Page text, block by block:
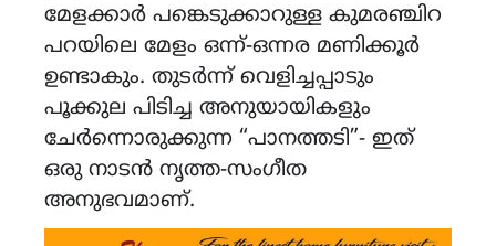
മേളക്കാർ പങ്കെടുക്കാറുള്ള കുമരഞ്ചിറ
പറയിലെ മേളം ഒന്ന്-ഒന്നര മണിക്കൂർ
ഉണ്ടാകും. തുടർന്ന് വെളിച്ചപ്പാടും
പൂക്കുല പിടിച്ച അനുയായികളും
ചേർന്നൊരുക്കുന്ന “പാനത്തടി”- ഇത്
ഒരു നാടൻ നൃത്ത-സംഗീത
അനുഭവമാണ്.